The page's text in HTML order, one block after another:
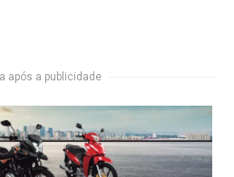
após a publicidade